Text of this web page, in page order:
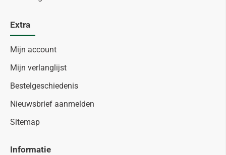
Extra
Mijn account
Mijn verlanglijst
Bestelgeschiedenis
Nieuwsbrief aanmelden
Sitemap
Informatie